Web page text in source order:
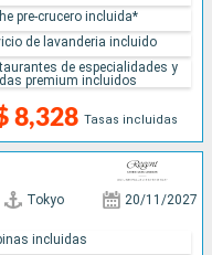
8,328 Tasas incluidas
pre-crucero incluida*
de lavanderia incluido
de especialidades y
premium incluidos
Tokyo 20/11/2027
incluidas